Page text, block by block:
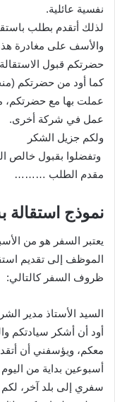
نفسية عائلية.
لذلك أتقدم بطلب
والأسف على مغادرة
حضرتكم قبول
كما أود من حضرتكم
عملت بها مع
عمل في شركة أخرى.
ولكم جزيل الشكر
وتفضلوا بقبول خالص
مقدم الطلب ………
نموذج
يعتبر السفر هو من
الموظف إلى تقديم
ظروف السفر كالتالي:
السيد الأستاذ مدير
أود أن أشكر سيادتكم
معكم، ويؤسفني أن
أسبوعين بداية من
سفري إلى بلد آخر،